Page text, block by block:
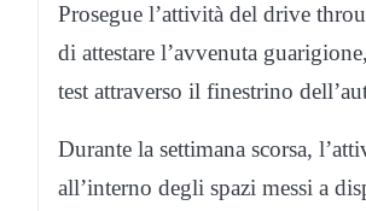
Prosegue l’attività del drive
di attestare l’avvenuta
test attraverso il finestrino
Durante la settimana scorsa,
all’interno degli spazi messi a